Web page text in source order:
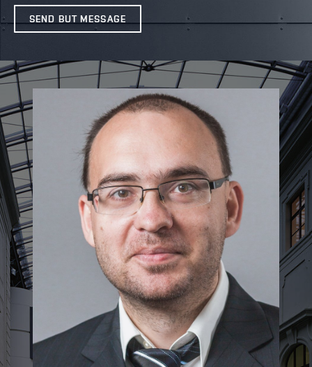
SEND BUT MESSAGE